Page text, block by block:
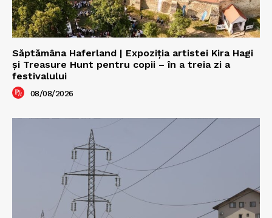
Săptămâna Haferland | Expoziţia artistei Kira Hagi
şi Treasure Hunt pentru copii – în a treia zi a
festivalului
08/08/2026